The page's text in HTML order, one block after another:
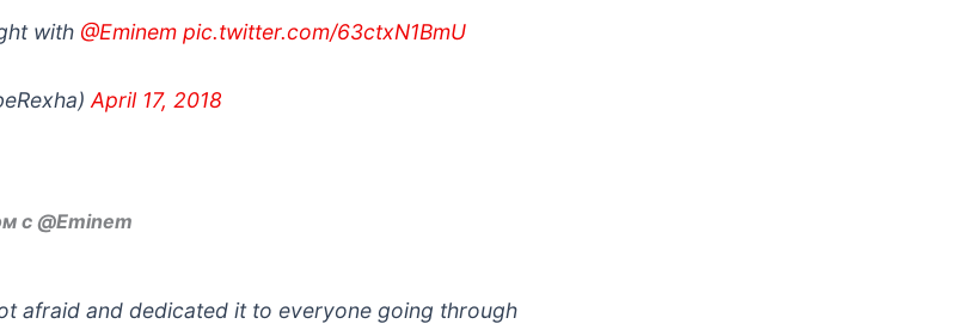
with @Eminem pic.twitter.com/63ctxN1BmU
April 17, 2018
с @Eminem
afraid and dedicated it to everyone going through